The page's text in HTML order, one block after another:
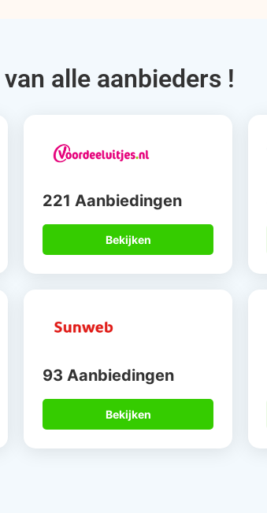
alle aanbieders !
221 Aanbiedingen
Bekijken
93 Aanbiedingen
Bekijken